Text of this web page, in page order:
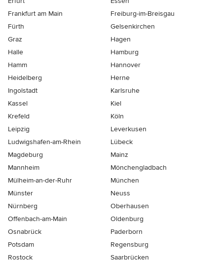
Frankfurt am Main
Freiburg-im-Breisgau
Fürth
Gelsenkirchen
Graz
Hagen
Halle
Hamburg
Hamm
Hannover
Heidelberg
Herne
Ingolstadt
Karlsruhe
Kassel
Kiel
Krefeld
Köln
Leipzig
Leverkusen
Ludwigshafen-am-Rhein
Lübeck
Magdeburg
Mainz
Mannheim
Mönchen­gladbach
Mülheim-an-der-Ruhr
München
Münster
Neuss
Nürnberg
Oberhausen
Offenbach-am-Main
Oldenburg
Osnabrück
Paderborn
Potsdam
Regensburg
Rostock
Saarbrücken